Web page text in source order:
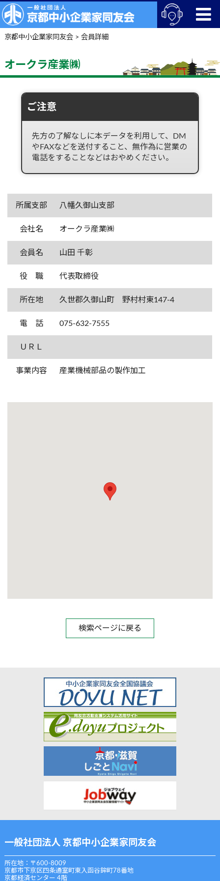
京都中小企業家同友会> 会員詳細
オークラ産業㈱
ご注意
先方の了解なしに本データを利用して、DM
やFAXなどを送付すること、無作為に営業の
電話をすることなどはおやめください。
所属支部 八幡久御山支部
会社名 オークラ産業㈱
会員名 山田 千彰
役 職 代表取締役
所在地 久世郡久御山町 野村村東147-4
電 話 075-632-7555
ＵＲＬ
事業内容 産業機械部品の製作加工
検索ページに戻る
一般社団法人 京都中小企業家同友会
所在地：〒600-8009
京都市下京区四条通室町東入函谷鉾町78番地
京都経済センター 4階